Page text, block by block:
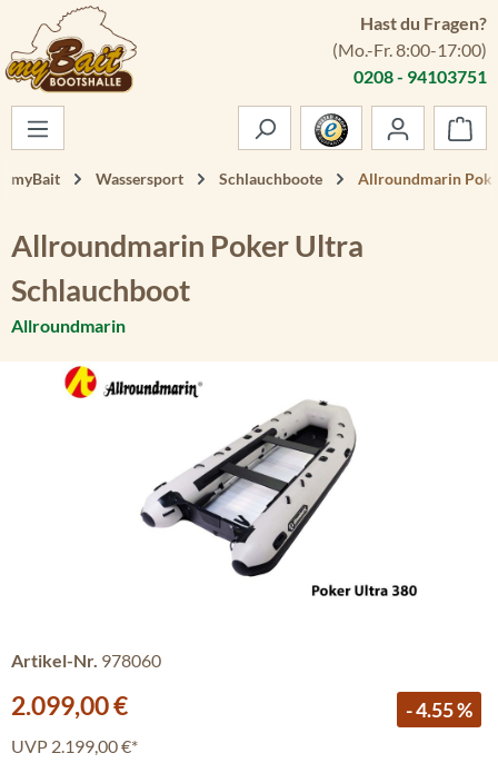
Zum Hauptinhalt springen
Hast du Fragen?
(Mo.-Fr. 8:00-17:00)
0208 - 94103751
myBait Wassersport Schlauchboote Allroundmarin
Allroundmarin Poker Ultra
Schlauchboot
Allroundmarin
Bildergalerie überspringen
Artikel-Nr. 978060
Verkaufspreis:
2.099,00 € - 4.55 %
UVP 2.199,00 €*